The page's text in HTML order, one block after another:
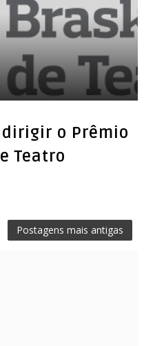
dirigir o Prêmio
Postagens mais antigas